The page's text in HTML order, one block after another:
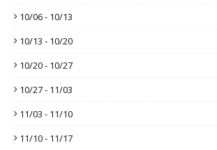
10/06 - 10/13
10/13 - 10/20
10/20 - 10/27
10/27 - 11/03
11/03 - 11/10
11/10 - 11/17